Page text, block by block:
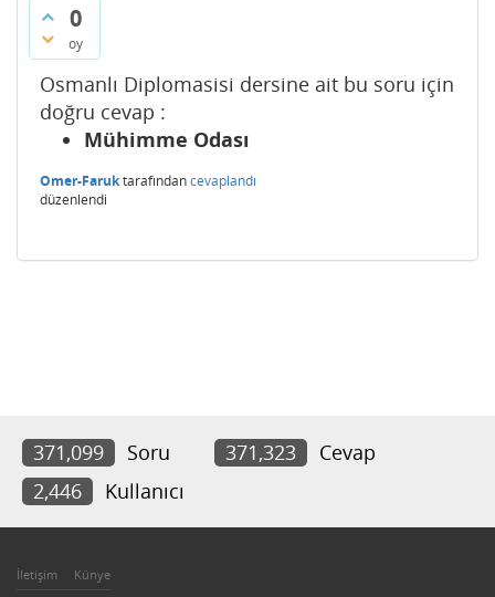
0
oy
Osmanlı Diplomasisi dersine ait bu soru için
doğru cevap :
Mühimme Odası
Omer-Faruktarafındancevaplandı
düzenlendi
371,099 Soru 371,323
Cevap
2,446
Kullanıcı
İletişim Künye